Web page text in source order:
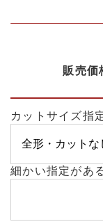
販売価
カットサイズ指
細かい指定があ